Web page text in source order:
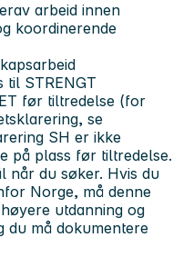
arbeid innen
koordinerende
til STRENGT
før tiltredelse (for
se
SH er ikke
på plass før tiltredelse.
når du søker. Hvis du
Norge, må denne
utdanning og
du må dokumentere